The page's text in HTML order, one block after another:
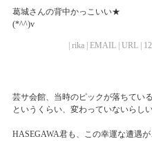
葛城さんの背中かっこいい★
(*^^)v
| rika | EMAIL | URL |
芸サ会館、当時のピックが落ちてい
というくらい、変わっていないらしい
HASEGAWA君も、この幸運な遭遇が